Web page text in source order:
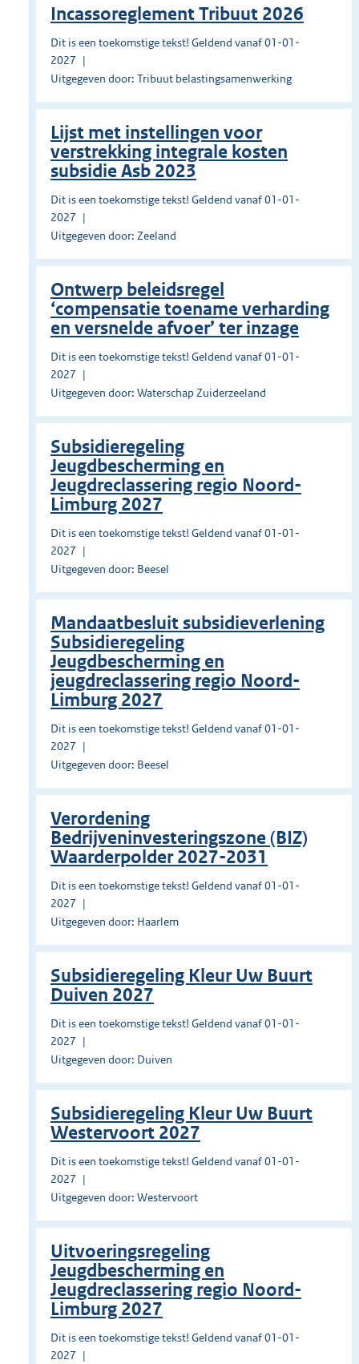
Incassoreglement Tribuut 2026
Dit is een toekomstige tekst! Geldend vanaf 01-01-
2027
Uitgegeven door: Tribuut belastingsamenwerking
Lijst met instellingen voor
verstrekking integrale kosten
subsidie Asb 2023
Dit is een toekomstige tekst! Geldend vanaf 01-01-
2027
Uitgegeven door: Zeeland
Ontwerp beleidsregel
‘compensatie toename verharding
en versnelde afvoer’ ter inzage
Dit is een toekomstige tekst! Geldend vanaf 01-01-
2027
Uitgegeven door: Waterschap Zuiderzeeland
Subsidieregeling
Jeugdbescherming en
Jeugdreclassering regio Noord-
Limburg 2027
Dit is een toekomstige tekst! Geldend vanaf 01-01-
2027
Uitgegeven door: Beesel
Mandaatbesluit subsidieverlening
Subsidieregeling
Jeugdbescherming en
jeugdreclassering regio Noord-
Limburg 2027
Dit is een toekomstige tekst! Geldend vanaf 01-01-
2027
Uitgegeven door: Beesel
Verordening
Bedrijveninvesteringszone (BIZ)
Waarderpolder 2027-2031
Dit is een toekomstige tekst! Geldend vanaf 01-01-
2027
Uitgegeven door: Haarlem
Subsidieregeling Kleur Uw Buurt
Duiven 2027
Dit is een toekomstige tekst! Geldend vanaf 01-01-
2027
Uitgegeven door: Duiven
Subsidieregeling Kleur Uw Buurt
Westervoort 2027
Dit is een toekomstige tekst! Geldend vanaf 01-01-
2027
Uitgegeven door: Westervoort
Uitvoeringsregeling
Jeugdbescherming en
Jeugdreclassering regio Noord-
Limburg 2027
Dit is een toekomstige tekst! Geldend vanaf 01-01-
2027